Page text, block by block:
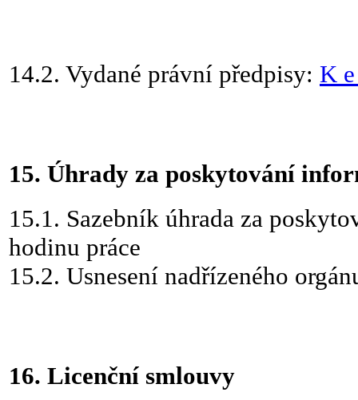
14.2. Vydané právní předpisy: K
15. Úhrady za poskytování
15.1. Sazebník úhrada za
hodinu práce
15.2. Usnesení nadřízeného
16. Licenční smlouvy